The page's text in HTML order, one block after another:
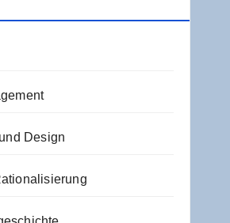
Design